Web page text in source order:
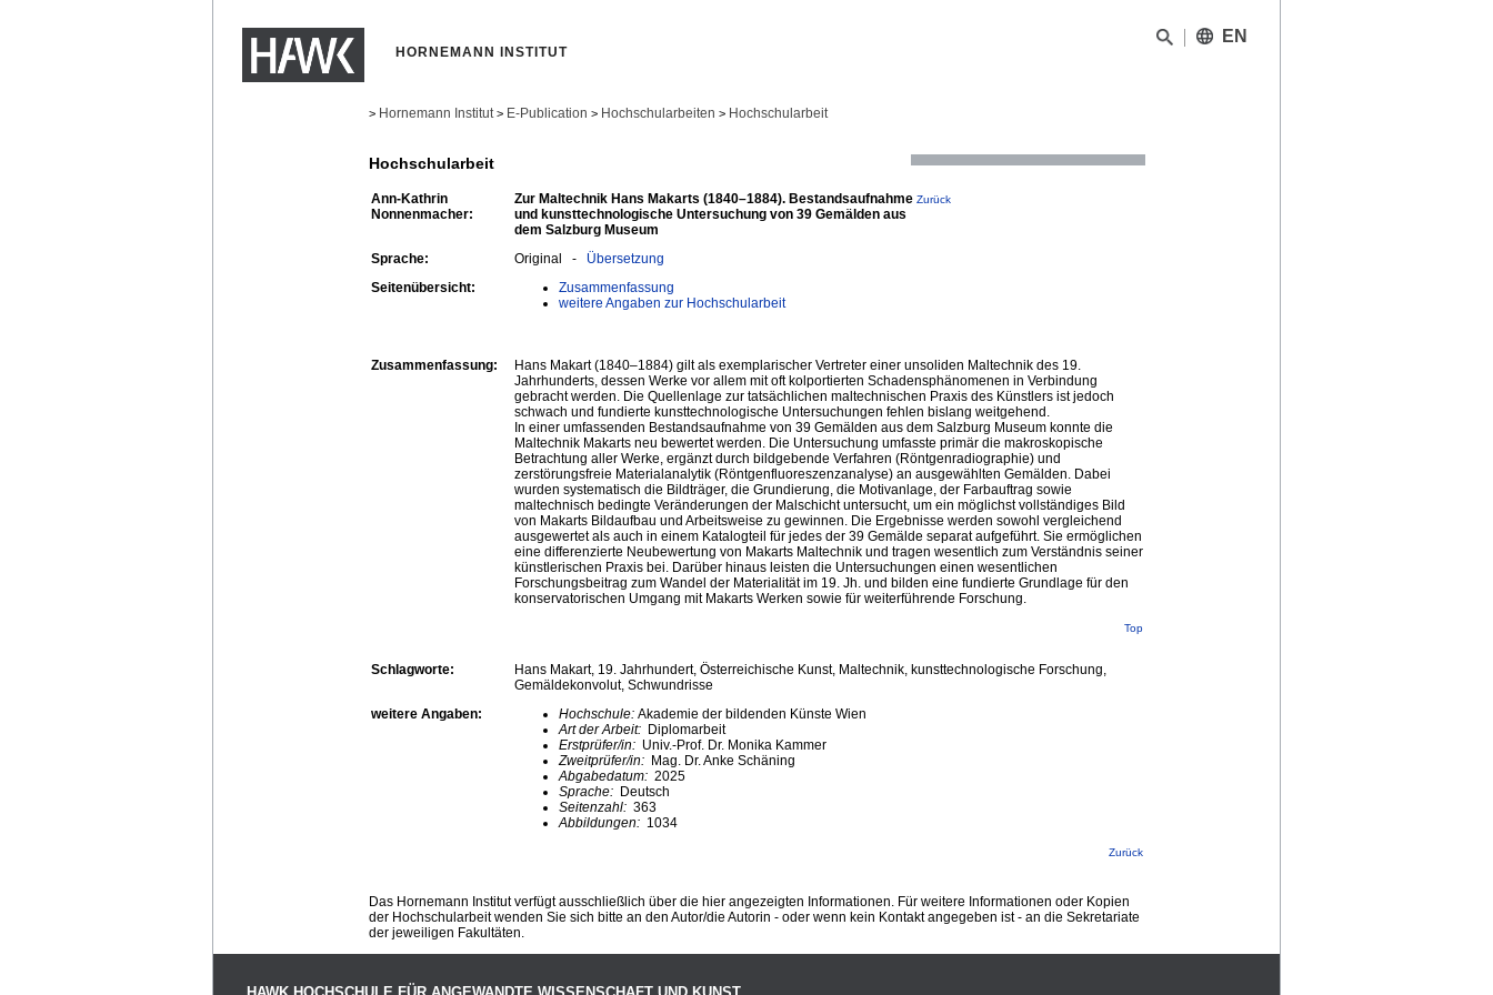
HORNEMANN INSTITUT
EN
> Hornemann Institut > E-Publication > Hochschularbeiten > Hochschularbeit
Hochschularbeit
Ann-Kathrin
Nonnenmacher:
Zur Maltechnik Hans Makarts (1840–1884). Bestandsaufnahme
und kunsttechnologische Untersuchung von 39 Gemälden aus
dem Salzburg Museum
Zurück
Sprache: Original - Übersetzung
Seitenübersicht:
Zusammenfassung
weitere Angaben zur Hochschularbeit
Zusammenfassung:
Hans Makart (1840–1884) gilt als exemplarischer Vertreter einer unsoliden Maltechnik des 19.
Jahrhunderts, dessen Werke vor allem mit oft kolportierten Schadensphänomenen in Verbindung
gebracht werden. Die Quellenlage zur tatsächlichen maltechnischen Praxis des Künstlers ist jedoch
schwach und fundierte kunsttechnologische Untersuchungen fehlen bislang weitgehend.
In einer umfassenden Bestandsaufnahme von 39 Gemälden aus dem Salzburg Museum konnte die
Maltechnik Makarts neu bewertet werden. Die Untersuchung umfasste primär die makroskopische
Betrachtung aller Werke, ergänzt durch bildgebende Verfahren (Röntgenradiographie) und
zerstörungsfreie Materialanalytik (Röntgenfluoreszenzanalyse) an ausgewählten Gemälden. Dabei
wurden systematisch die Bildträger, die Grundierung, die Motivanlage, der Farbauftrag sowie
maltechnisch bedingte Veränderungen der Malschicht untersucht, um ein möglichst vollständiges Bild
von Makarts Bildaufbau und Arbeitsweise zu gewinnen. Die Ergebnisse werden sowohl vergleichend
ausgewertet als auch in einem Katalogteil für jedes der 39 Gemälde separat aufgeführt. Sie ermöglichen
eine differenzierte Neubewertung von Makarts Maltechnik und tragen wesentlich zum Verständnis seiner
künstlerischen Praxis bei. Darüber hinaus leisten die Untersuchungen einen wesentlichen
Forschungsbeitrag zum Wandel der Materialität im 19. Jh. und bilden eine fundierte Grundlage für den
konservatorischen Umgang mit Makarts Werken sowie für weiterführende Forschung.
Top
Schlagworte:
Hans Makart, 19. Jahrhundert, Österreichische Kunst, Maltechnik, kunsttechnologische Forschung,
Gemäldekonvolut, Schwundrisse
weitere Angaben:
Hochschule: Akademie der bildenden Künste Wien
Art der Arbeit: Diplomarbeit
Erstprüfer/in: Univ.-Prof. Dr. Monika Kammer
Zweitprüfer/in: Mag. Dr. Anke Schäning
Abgabedatum: 2025
Sprache: Deutsch
Seitenzahl: 363
Abbildungen: 1034
Zurück
Das Hornemann Institut verfügt ausschließlich über die hier angezeigten Informationen. Für weitere Informationen oder Kopien
der Hochschularbeit wenden Sie sich bitte an den Autor/die Autorin - oder wenn kein Kontakt angegeben ist - an die Sekretariate
der jeweiligen Fakultäten.